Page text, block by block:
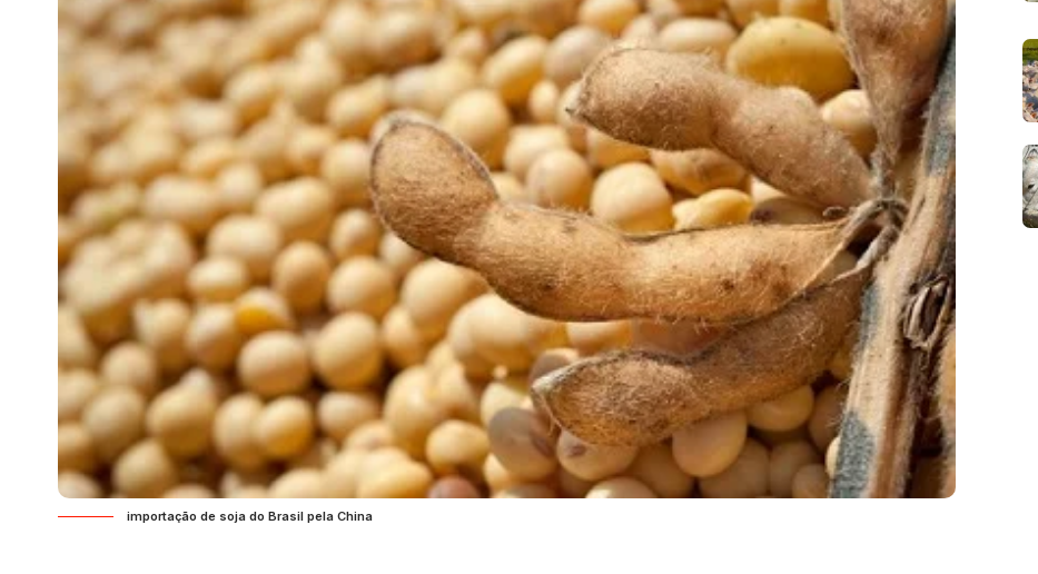
importação de soja do Brasil pela China